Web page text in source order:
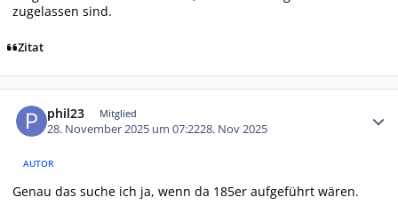
zugelassen sind.
Zitat
phil23 Mitglied
28. November 2025 um 07:2228. Nov 2025
AUTOR
Genau das suche ich ja, wenn da 185er aufgeführt wären.